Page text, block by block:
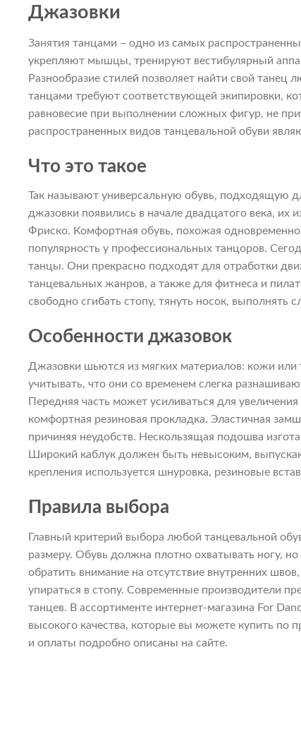
Джазовки
Занятия танцами – одно из самых
укрепляют мышцы, тренируют вестибулярный
Разнообразие стилей позволяет найти свой
танцами требуют соответствующей экипировки,
равновесие при выполнении сложных фигур, не
распространенных видов танцевальной обуви
Что это такое
Так называют универсальную обувь, подходящую
джазовки появились в начале двадцатого века,
Фриско. Комфортная обувь, похожая
популярность у профессиональных танцоров.
танцы. Они прекрасно подходят для отработки
танцевальных жанров, а также для фитнеса и
свободно сгибать стопу, тянуть носок, выполнять
Особенности джазовок
Джазовки шьются из мягких материалов: кожи
учитывать, что они со временем слегка
Передняя часть может усиливаться для
комфортная резиновая прокладка. Эластичная
причиняя неудобств. Нескользящая подошва
Широкий каблук должен быть невысоким,
крепления используется шнуровка, резиновые
Правила выбора
Главный критерий выбора любой танцевальной
размеру. Обувь должна плотно охватывать ногу,
обратить внимание на отсутствие внутренних
упираться в стопу. Современные производители
танцев. В ассортименте интернет-магазина For
высокого качества, которые вы можете купить по
и оплаты подробно описаны на сайте.